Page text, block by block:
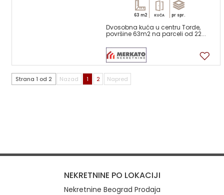
63 m2 KUĆA pr spr.
Dvosobna kuća u centru Torde,
površine 63m2 na parceli od 22...
Strana 1 od 2 Nazad 1 2 Napred
NEKRETNINE PO LOKACIJI
Nekretnine Beograd Prodaja